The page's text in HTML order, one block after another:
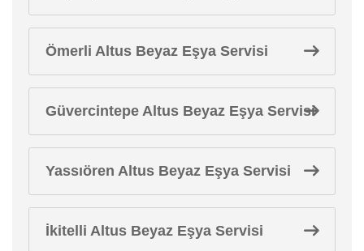
Ömerli Altus Beyaz Eşya Servisi
Güvercintepe Altus Beyaz Eşya Servisi
Yassıören Altus Beyaz Eşya Servisi
İkitelli Altus Beyaz Eşya Servisi